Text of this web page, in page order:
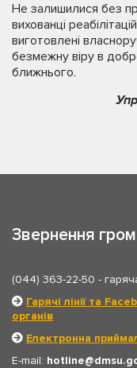
Не залишилися без
вихованці
виготовлені
безмежну віру в
ближнього.
Звернення
(044) 363-22-50 -
Гарячі лінії та
органів
Електронна
E-mail: hotline